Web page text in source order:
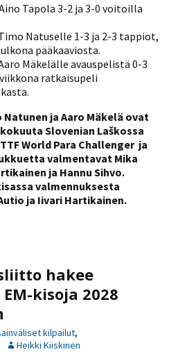
Tapola 3-2 ja 3-0 voitoilla
Natuselle 1-3 ja 2-3 tappiot,
pääkaaviosta.
Mäkelälle avauspelistä 0-3
ratkaisupeli
ja Aaro Mäkelä ovat
Slovenian Laškossa
World Para Challenger ja
valmentavat Mika
ja Hannu Sihvo.
valmennuksesta
ja Iivari Hartikainen.
hakee
kisoja 2028
kilpailut,
Heikki Kiiskinen